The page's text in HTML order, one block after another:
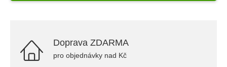
Doprava ZDARMA
pro objednávky nad Kč